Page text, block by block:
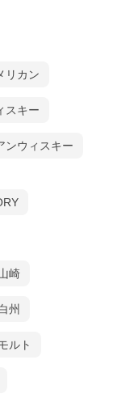
リカン
スキー
ンウィスキー
崎
州
ルト